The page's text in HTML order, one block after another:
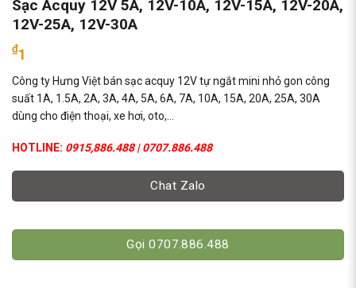
Sạc Acquy 12V 5A, 12V-10A, 12V-15A, 12V-20A,
12V-25A, 12V-30A
₫1
Công ty Hưng Việt bán sạc acquy 12V tự ngắt mini nhỏ gon công
suất 1A, 1.5A, 2A, 3A, 4A, 5A, 6A, 7A, 10A, 15A, 20A, 25A, 30A
dùng cho điện thoại, xe hơi, oto,…
HOTLINE: 0915,886.488 | 0707.886.488
Chat Zalo
Gọi 0707.886.488